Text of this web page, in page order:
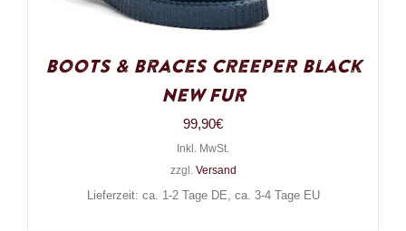
Boots & Braces Creeper Black
New Fur
99,90€
Inkl. MwSt.
zzgl. Versand
Lieferzeit: ca. 1-2 Tage DE, ca. 3-4 Tage EU